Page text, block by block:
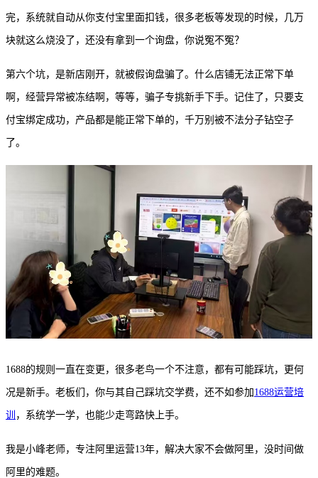
完，系统就自动从你支付宝里面扣钱，很多老板等发现的时候，几万
块就这么烧没了，还没有拿到一个询盘，你说冤不冤？
第六个坑，是新店刚开，就被假询盘骗了。什么店铺无法正常下单
啊，经营异常被冻结啊，等等，骗子专挑新手下手。记住了，只要支
付宝绑定成功，产品都是能正常下单的，千万别被不法分子钻空子
了。
1688的规则一直在变更，很多老鸟一个不注意，都有可能踩坑，更何
况是新手。老板们，你与其自己踩坑交学费，还不如参加 1688运营培
训 ，系统学一学，也能少走弯路快上手。
我是小峰老师，专注阿里运营13年，解决大家不会做阿里，没时间做
阿里的难题。